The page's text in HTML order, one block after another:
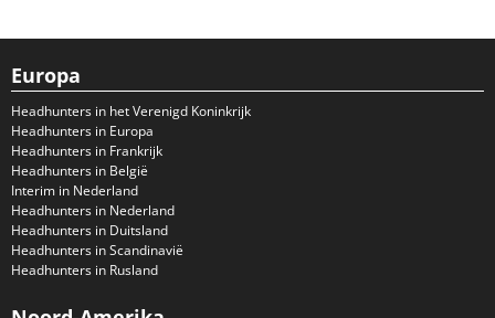
Europa
Headhunters in het Verenigd Koninkrijk
Headhunters in Europa
Headhunters in Frankrijk
Headhunters in België
Interim in Nederland
Headhunters in Nederland
Headhunters in Duitsland
Headhunters in Scandinavië
Headhunters in Rusland